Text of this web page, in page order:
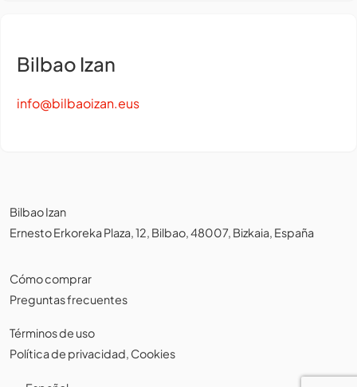
Bilbao Izan
info@bilbaoizan.eus
Bilbao Izan
Ernesto Erkoreka Plaza, 12, Bilbao, 48007, Bizkaia, España
Cómo comprar
Preguntas frecuentes
Términos de uso
Política de privacidad, Cookies